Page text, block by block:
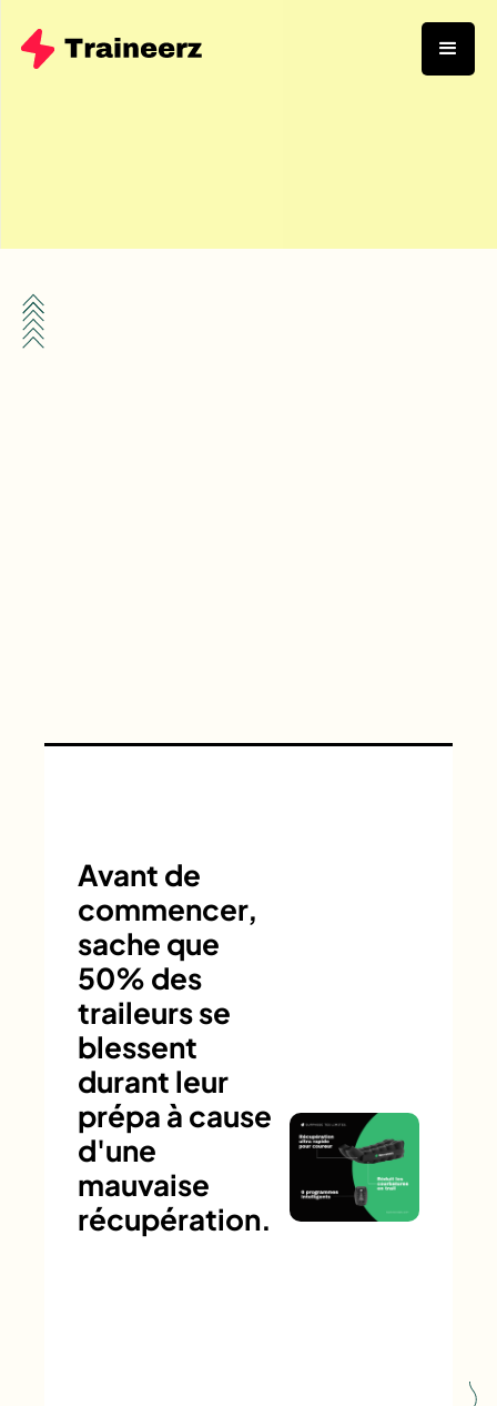
Avant de
commencer,
sache que
50% des
traileurs se
blessent
durant leur
prépa à cause
d'une
mauvaise
récupération.